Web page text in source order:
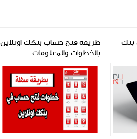
بنك
طريقة فتح حساب بنكك اونلاين
بالخطوات والمعلومات